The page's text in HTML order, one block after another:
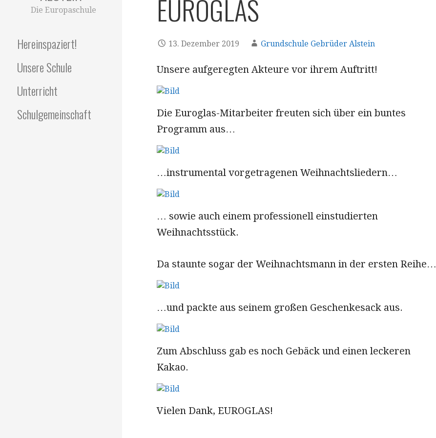
Die Europaschule
Hereinspaziert!
Unsere Schule
Unterricht
Schulgemeinschaft
EUROGLAS
13. Dezember 2019 Grundschule Gebrüder Alstein
Unsere aufgeregten Akteure vor ihrem Auftritt!
Die Euroglas-Mitarbeiter freuten sich über ein buntes
Programm aus…
…instrumental vorgetragenen Weihnachtsliedern…
… sowie auch einem professionell einstudierten
Weihnachtsstück.
Da staunte sogar der Weihnachtsmann in der ersten Reihe…
…und packte aus seinem großen Geschenkesack aus.
Zum Abschluss gab es noch Gebäck und einen leckeren
Kakao.
Vielen Dank, EUROGLAS!